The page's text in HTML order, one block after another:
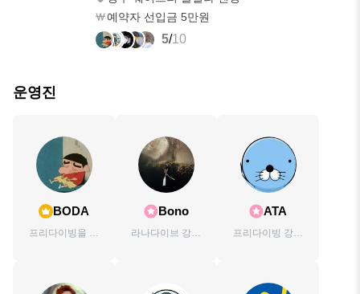
예약자 선입금 5만원
5/10
운영진
BODA
프리다이빙을 좋
Bono
라나다이브 강사
ATA
프리다이빙 강사